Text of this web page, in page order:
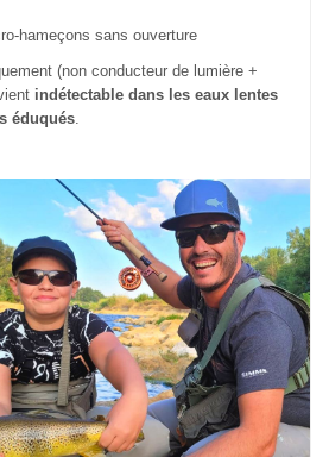
hameçons sans ouverture
(non conducteur de lumière +
indétectable dans les eaux lentes
éduqués